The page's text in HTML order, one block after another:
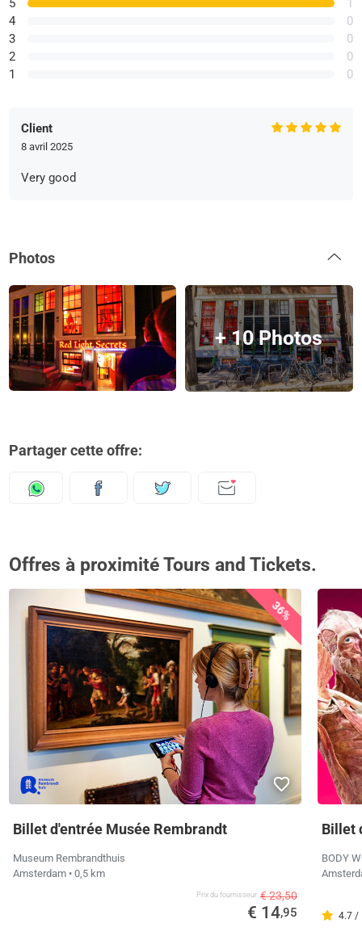
5
4
3
2
1
1
0
0
0
0
Client
8 avril 2025
Very good
Photos
+ 10 Photos
Partager cette offre:
Offres à proximité Tours and Tickets.
36%
Billet d'entrée Musée Rembrandt
Museum Rembrandthuis
Amsterdam • 0,5 km
Prix ​​du fournisseur € 23,50
€ 14,95
Billet
BODY
4.7 /